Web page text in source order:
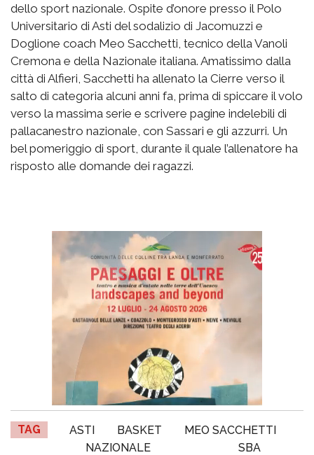
dello sport nazionale. Ospite d’onore presso il Polo
Universitario di Asti del sodalizio di Jacomuzzi e
Doglione coach Meo Sacchetti, tecnico della Vanoli
Cremona e della Nazionale italiana. Amatissimo dalla
città di Alfieri, Sacchetti ha allenato la Cierre verso il
salto di categoria alcuni anni fa, prima di spiccare il volo
verso la massima serie e scrivere pagine indelebili di
pallacanestro nazionale, con Sassari e gli azzurri. Un
bel pomeriggio di sport, durante il quale l’allenatore ha
risposto alle domande dei ragazzi.
TAG ASTI BASKET
MEO SACCHETTI
NAZIONALE
SBA